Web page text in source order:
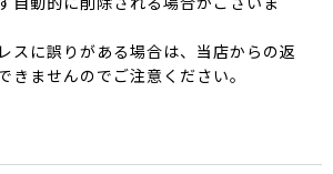
スに誤りがある場合は、当店からの返
きませんのでご注意ください。